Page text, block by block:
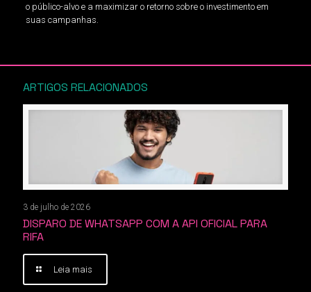
o público-alvo e a maximizar o retorno sobre o investimento em
suas campanhas.
ARTIGOS RELACIONADOS
3 de julho de 2026
DISPARO DE WHATSAPP COM A API OFICIAL PARA
RIFA
Leia mais